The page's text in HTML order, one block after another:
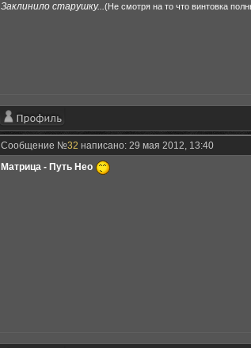
Заклинило старушку...(Не смотря на то что винтовка
Сообщение №32 написано: 29 мая 2012, 13:40
Матрица - Путь Нео